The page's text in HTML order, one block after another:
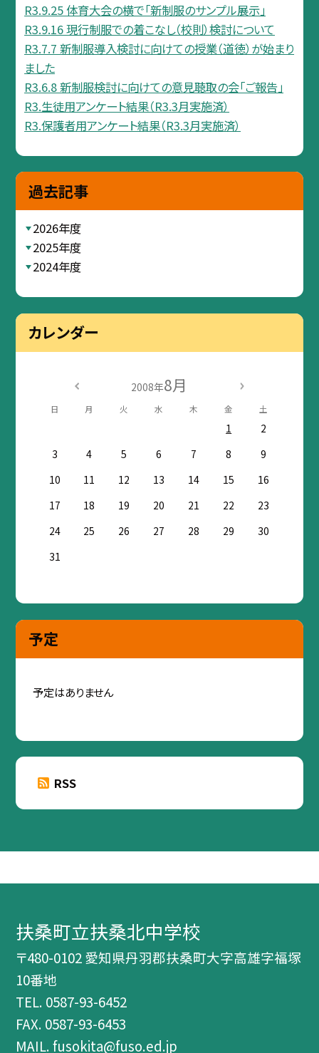
R3.9.25 体育大会の横で「新制服のサンプル展示」
R3.9.16 現行制服での着こなし（校則）検討について
R3.7.7 新制服導入検討に向けての授業（道徳）が始まり
ました
R3.6.8 新制服検討に向けての意見聴取の会「ご報告」
R3.生徒用アンケート結果（R3.3月実施済）
R3.保護者用アンケート結果（R3.3月実施済）
過去記事
2026年度
2025年度
2024年度
カレンダー
2008年8月
日 月 火 水 木 金 土
1
2
3
4 5 6 7 8
9
10
11 12 13 14 15
16
17
18 19 20 21 22
23
24
25 26 27 28 29
30
31
予定
予定はありません
RSS
扶桑町立扶桑北中学校
〒480-0102 愛知県丹羽郡扶桑町大字高雄字福塚
10番地
TEL. 0587-93-6452
FAX. 0587-93-6453
MAIL. fusokita@fuso.ed.jp